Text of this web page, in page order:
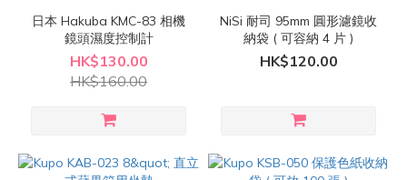
日本 Hakuba KMC-83 相機
鏡頭濕度控制計
HK$130.00
HK$160.00
NiSi 耐司 95mm 圓形濾鏡收
納袋 ( 可容納 4 片 )
HK$120.00